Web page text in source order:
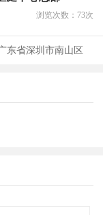
浏览次数： 73次
东省深圳市南山区